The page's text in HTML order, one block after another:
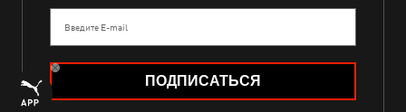
Введите E-mail
ПОДПИСАТЬСЯ